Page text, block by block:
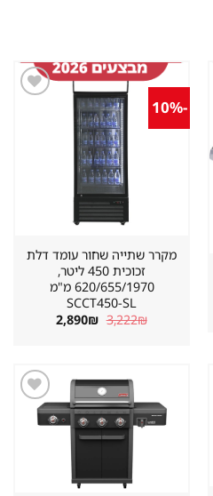
מקרר שתייה שחור עומד דלת
זכוכית 450 ליטר,
620/655/1970 מ"מ
SCCT450-SL
3,222 המחיר
2,890 ₪ המחיר
הנוכחי
שמור
מוצר